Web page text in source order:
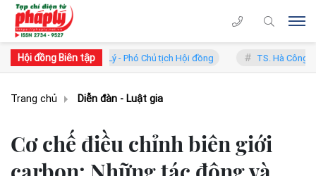
Hội đồng Biên tập
Trung Lý - Phó Chủ tịch Hội đồng TS. Hà Công Anh Bảo - Phó Chủ
Trang chủ Diễn đàn - Luật gia
Cơ chế điều chỉnh biên giới